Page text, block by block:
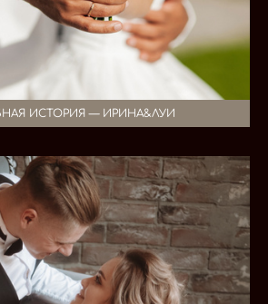
ИСТОРИЯ — ИРИНА&ЛУИ